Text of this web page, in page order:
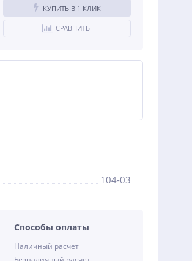
КУПИТЬ В 1 КЛИК
СРАВНИТЬ
104-03
Способы оплаты
Наличный расчет